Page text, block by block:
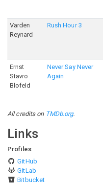
Varden
Reynard
Rush Hour 3
Ernst
Stavro
Blofeld
Never Say Never
Again
All credits on TMDb.org.
Links
Profiles
GitHub
GitLab
Bitbucket